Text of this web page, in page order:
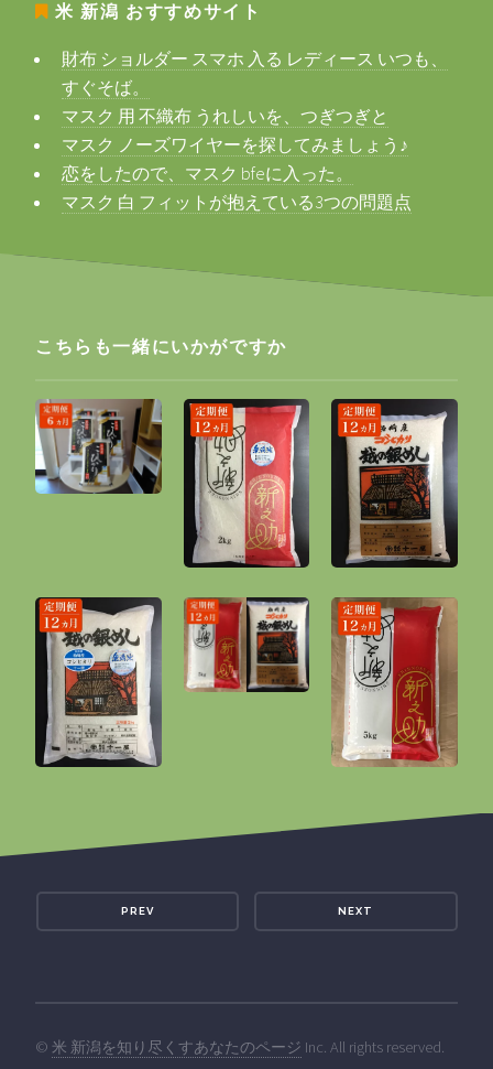
米 新潟 おすすめサイト
財布 ショルダー スマホ 入る レディース いつも、
すぐそば。
マスク 用 不織布 うれしいを、つぎつぎと
マスク ノーズワイヤーを探してみましょう♪
恋をしたので、マスク bfeに入った。
マスク 白 フィットが抱えている3つの問題点
こちらも一緒にいかがですか
PREV NEXT
© 米 新潟を知り尽くすあなたのページ Inc. All rights reserved.